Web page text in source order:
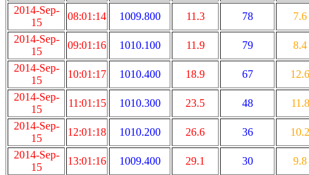
2014-Sep-
15
08:01:14 1009.800 11.3 78
7.6
2014-Sep-
15
09:01:16 1010.100 11.9 79
8.4
2014-Sep-
15
10:01:17 1010.400 18.9 67
12.6
2014-Sep-
15
11:01:15 1010.300 23.5 48
11.8
2014-Sep-
15
12:01:18 1010.200 26.6 36
10.2
2014-Sep-
15
13:01:16 1009.400 29.1 30
9.8